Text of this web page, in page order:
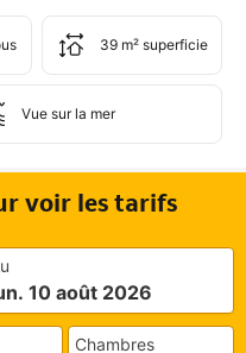
39 m² superficie
Vue sur la mer
voir les tarifs
10 août 2026
Chambres